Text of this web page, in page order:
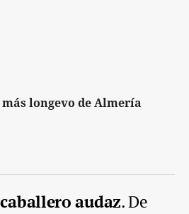
longevo de Almería
caballero audaz. De